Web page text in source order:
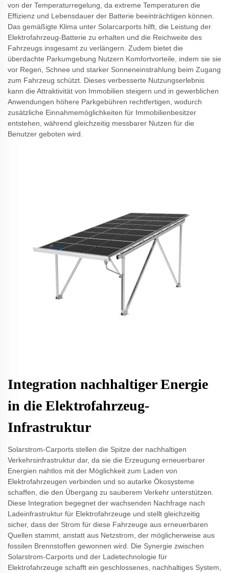
von der Temperaturregelung, da extreme Temperaturen die
Effizienz und Lebensdauer der Batterie beeinträchtigen können.
Das gemäßigte Klima unter Solarcarports hilft, die Leistung der
Elektrofahrzeug-Batterie zu erhalten und die Reichweite des
Fahrzeugs insgesamt zu verlängern. Zudem bietet die
überdachte Parkumgebung Nutzern Komfortvorteile, indem sie sie
vor Regen, Schnee und starker Sonneneinstrahlung beim Zugang
zum Fahrzeug schützt. Dieses verbesserte Nutzungserlebnis
kann die Attraktivität von Immobilien steigern und in gewerblichen
Anwendungen höhere Parkgebühren rechtfertigen, wodurch
zusätzliche Einnahmemöglichkeiten für Immobilienbesitzer
entstehen, während gleichzeitig messbarer Nutzen für die
Benutzer geboten wird.
Integration nachhaltiger Energie
in die Elektrofahrzeug-
Infrastruktur
Solarstrom-Carports stellen die Spitze der nachhaltigen
Verkehrsinfrastruktur dar, da sie die Erzeugung erneuerbarer
Energien nahtlos mit der Möglichkeit zum Laden von
Elektrofahrzeugen verbinden und so autarke Ökosysteme
schaffen, die den Übergang zu sauberem Verkehr unterstützen.
Diese Integration begegnet der wachsenden Nachfrage nach
Ladeinfrastruktur für Elektrofahrzeuge und stellt gleichzeitig
sicher, dass der Strom für diese Fahrzeuge aus erneuerbaren
Quellen stammt, anstatt aus Netzstrom, der möglicherweise aus
fossilen Brennstoffen gewonnen wird. Die Synergie zwischen
Solarstrom-Carports und der Ladetechnologie für
Elektrofahrzeuge schafft ein geschlossenes, nachhaltiges System,